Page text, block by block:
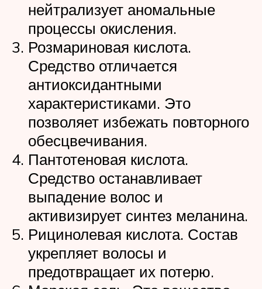
нейтрализует аномальные
процессы окисления.
Розмариновая кислота.
Средство отличается
антиоксидантными
характеристиками. Это
позволяет избежать повторного
обесцвечивания.
Пантотеновая кислота.
Средство останавливает
выпадение волос и
активизирует синтез меланина.
Рицинолевая кислота. Состав
укрепляет волосы и
предотвращает их потерю.